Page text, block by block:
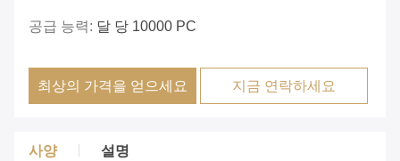
공급 능력: 달 당 10000 PC
최상의 가격을 얻으세요 지금 연락하세요
사양 설명